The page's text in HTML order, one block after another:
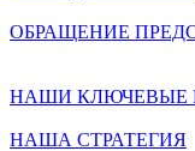
ОБРАЩЕНИЕ
НАШИ КЛЮЧЕВЫЕ
НАША СТРАТЕГИЯ